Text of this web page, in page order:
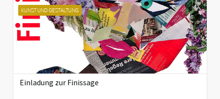
KUNST UND GESTALTUNG
Einladung zur Finissage